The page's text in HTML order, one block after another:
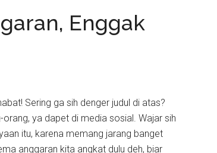
Enggak
Sering ga sih denger judul di atas?
ya dapet di media sosial. Wajar sih
itu, karena memang jarang banget
anggaran kita angkat dulu deh, biar